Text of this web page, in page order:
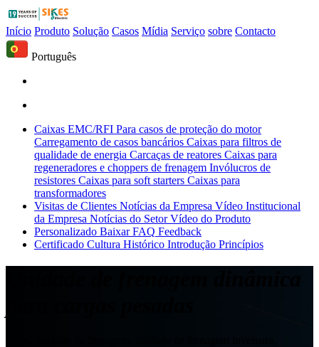
Início Produto Solução Casos Mídia Serviço sobre Contacto
Português
Caixas EMC/RFI Para casos de proteção do motor
Carregamento de casos bancários Caixas para filtros de
qualidade de energia Carcaças de reatores Caixas para
regeneradores e choppers de frenagem Invólucros de
resistores Caixas para soft starters Caixas para
transformadores
Visitas de Clientes Notícias da Empresa Vídeo Institucional
da Empresa Notícias do Setor Vídeo do Produto
Personalizado Baixar FAQ Feedback
Certificado Cultura Histórico Introdução Princípios